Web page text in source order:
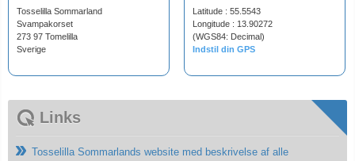
Tosselilla Sommarland
Svampakorset
273 97 Tomelilla
Sverige
Latitude : 55.5543
Longitude : 13.90272
(WGS84: Decimal)
Indstil din GPS
Links
Tosselilla Sommarlands website med beskrivelse af alle